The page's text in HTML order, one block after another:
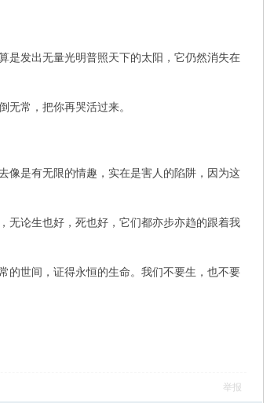
发出无量光明普照天下的太阳，它仍然消失在
常，把你再哭活过来。
是有无限的情趣，实在是害人的陷阱，因为这
论生也好，死也好，它们都亦步亦趋的跟着我
世间，证得永恒的生命。我们不要生，也不要
举报